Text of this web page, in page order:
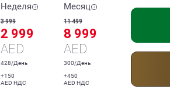
Неделя
3 999
2 999
AED
428/День
+150
AED НДС
Месяц
11 499
8 999
AED
300/День
+450
AED НДС